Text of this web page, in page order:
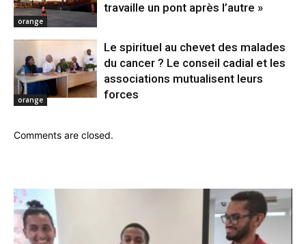
orange
travaille un pont après l’autre »
orange
Le spirituel au chevet des malades
du cancer ? Le conseil cadial et les
associations mutualisent leurs
forces
Comments are closed.